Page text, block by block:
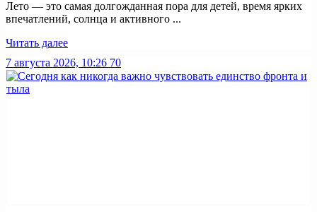
Лето — это самая долгожданная пора для детей, время ярких
впечатлений, солнца и активного ...
Читать далее
7 августа 2026, 10:26 70